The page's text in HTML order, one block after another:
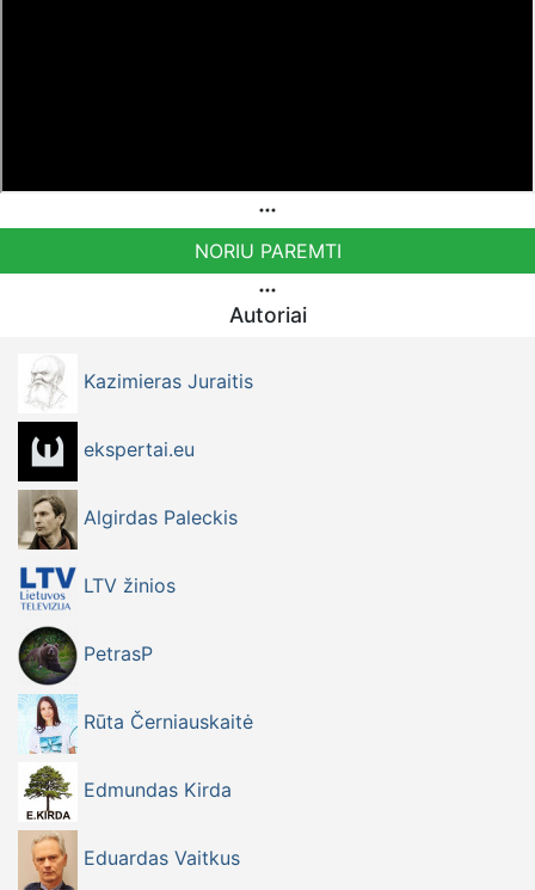
NORIU PAREMTI
Autoriai
Kazimieras Juraitis
ekspertai.eu
Algirdas Paleckis
LTV žinios
PetrasP
Rūta Černiauskaitė
Edmundas Kirda
Eduardas Vaitkus